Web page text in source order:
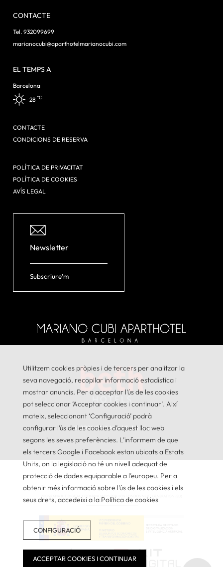
CONTACTE
Tel. 932099699
marianocubi@aparthotelmarianocubi.com
EL TEMPS A
Barcelona
28 ºC
CONTACTE
CONDICIONS DE RESERVA
POLÍTICA DE PRIVACITAT
POLÍTICA DE COOKIES
AVÍS LEGAL
Newsletter
Subscriure'm
© 2026GNA Hotel Solutions
Utilitzem cookies pròpies i de tercers per analitzar la
seva navegació, recopilar informació estadística i
mostrar anuncis. Per a acceptar l’ús de les cookies
pot seleccionar ‘Acceptar cookies i continuar’. Així
mateix, seleccionant ‘Configuració’ podrà
configurar l’ús de les cookies d’aquest lloc web
segons les seves preferències. L’informem de que
els tercers Google i Facebook estan ubicats a Estats
Units, on la legislació no té un nivell adequat de
protecció de dades equiparable a l’europeu. Per a
obtenir més informació sobre l’ús de les cookies i els
seus drets, accedeixi a la Política de cookies
CONFIGURACIÓ
ACCEPTAR COOKIES I CONTINUAR